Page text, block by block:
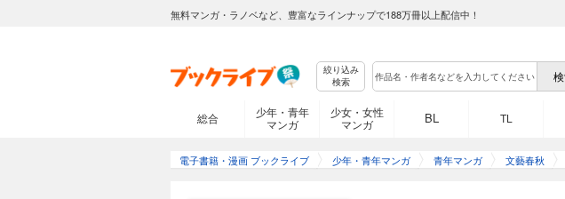
無料マンガ・ラノベなど、豊富なラインナップで188万冊以上配信中！
絞り込み
検索
総合
少年・青年
マンガ
少女・女性
マンガ
BL TL
電子書籍・漫画 ブックライブ 少年・青年マンガ 青年マンガ 文藝春秋